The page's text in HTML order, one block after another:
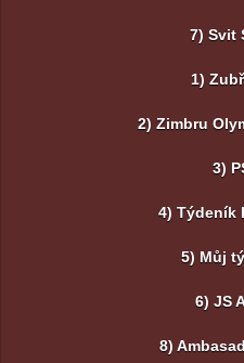
7) Svit
1)
2) Zimbru
3)
4) Týdeník
5) Můj
6) JS
8)